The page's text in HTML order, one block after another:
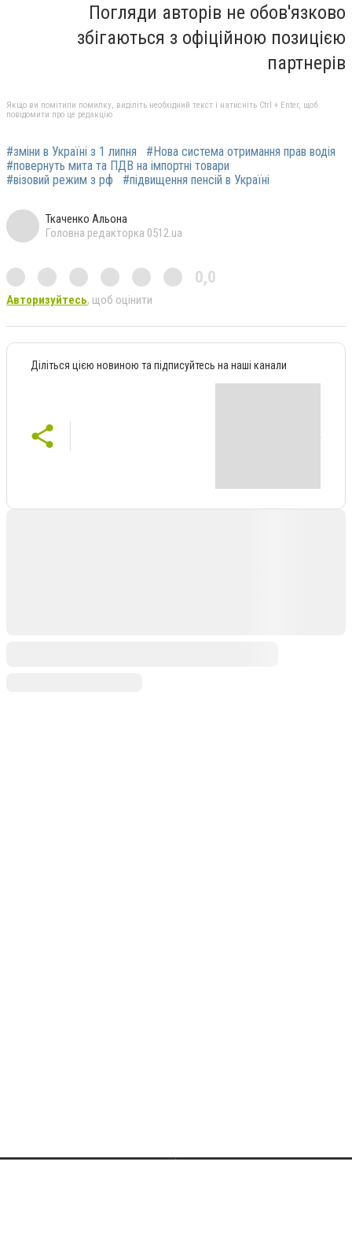
Погляди авторів не обов'язково
збігаються з офіційною позицією
партнерів
Якщо ви помітили помилку, виділіть необхідний текст і натисніть Ctrl + Enter, щоб
повідомити про це редакцію
#зміни в Україні з 1 липня
#Нова система отримання прав водія
#повернуть мита та ПДВ на імпортні товари
#візовий режим з рф
#підвищення пенсій в Україні
Ткаченко Альона
Головна редакторка 0512.ua
0,0
Авторизуйтесь, щоб оцінити
Діліться цією новиною та підписуйтесь на наші канали